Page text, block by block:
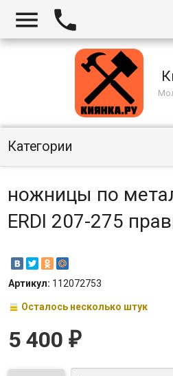
 
Категории
ножницы по
ERDI 207-275
Артикул: 112072753
Осталось несколько штук
5 400 ₽